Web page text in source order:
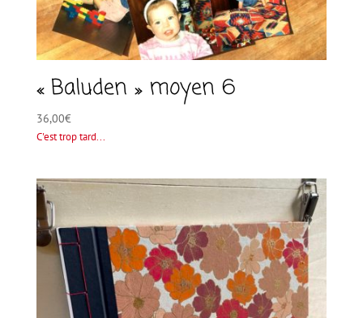
« Baluden » moyen 6
36,00€
C'est trop tard...